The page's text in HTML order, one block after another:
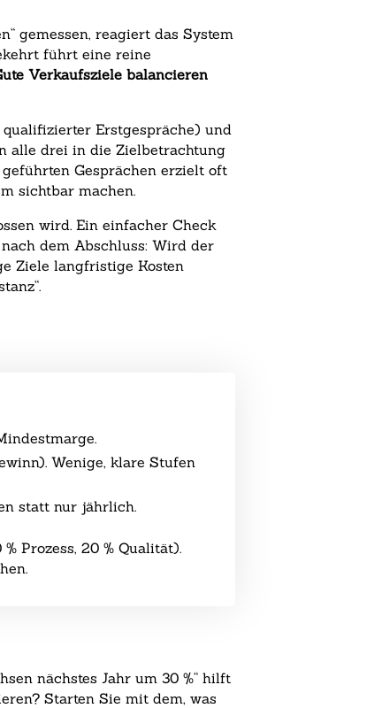
gemessen, reagiert das System
führt eine reine
Verkaufsziele balancieren
Erstgespräche) und
alle drei in die Zielbetrachtung
Gesprächen erzielt oft
sichtbar machen.
wird. Ein einfacher Check
dem Abschluss: Wird der
Ziele langfristige Kosten
Wenige, klare Stufen
statt nur jährlich.
Prozess, 20 % Qualität).
nächstes Jahr um 30 %“ hilft
Starten Sie mit dem, was